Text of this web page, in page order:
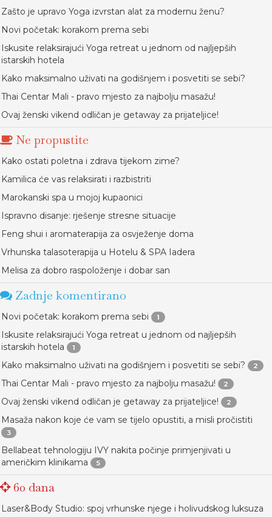
Zašto je upravo Yoga izvrstan alat za modernu ženu?
Novi početak: korakom prema sebi
Iskusite relaksirajući Yoga retreat u jednom od najljepših
istarskih hotela
Kako maksimalno uživati na godišnjem i posvetiti se sebi?
Thai Centar Mali - pravo mjesto za najbolju masažu!
Ovaj ženski vikend odličan je getaway za prijateljice!
Ne propustite
Kako ostati poletna i zdrava tijekom zime?
Kamilica će vas relaksirati i razbistriti
Marokanski spa u mojoj kupaonici
Ispravno disanje: rješenje stresne situacije
Feng shui i aromaterapija za osvježenje doma
Vrhunska talasoterapija u Hotelu & SPA Iadera
Melisa za dobro raspoloženje i dobar san
Zadnje komentirano
Novi početak: korakom prema sebi 1
Iskusite relaksirajući Yoga retreat u jednom od najljepših
istarskih hotela
1
Kako maksimalno uživati na godišnjem i posvetiti se sebi? 2
Thai Centar Mali - pravo mjesto za najbolju masažu! 2
Ovaj ženski vikend odličan je getaway za prijateljice! 2
Masaža nakon koje će vam se tijelo opustiti, a misli pročistiti
3
Bellabeat tehnologiju IVY nakita počinje primjenjivati u
američkim klinikama
5
60 dana
Laser&Body Studio: spoj vrhunske njege i holivudskog luksuza